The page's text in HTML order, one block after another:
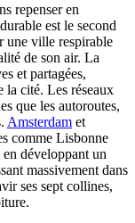
repenser en
est le second
une ville respirable
de son air. La
et partagées,
la cité. Les réseaux
que les autoroutes,
Amsterdam et
comme Lisbonne
développant un
massivement dans
ses sept collines,